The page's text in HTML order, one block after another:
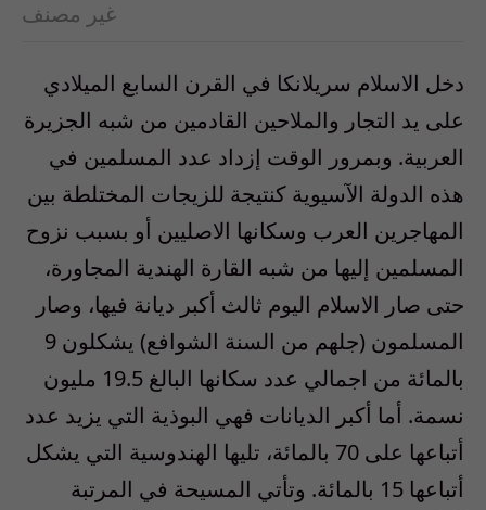
غير مصنف
دخل الاسلام سريلانكا في القرن السابع الميلادي
على يد التجار والملاحين القادمين من شبه الجزيرة
العربية. وبمرور الوقت إزداد عدد المسلمين في
هذه الدولة الآسيوية كنتيجة للزيجات المختلطة بين
المهاجرين العرب وسكانها الاصليين أو بسبب نزوح
المسلمين إليها من شبه القارة الهندية المجاورة،
حتى صار الاسلام اليوم ثالث أكبر ديانة فيها، وصار
المسلمون (جلهم من السنة الشوافع) يشكلون 9
بالمائة من اجمالي عدد سكانها البالغ 19.5 مليون
نسمة. أما أكبر الديانات فهي البوذية التي يزيد عدد
أتباعها على 70 بالمائة، تليها الهندوسية التي يشكل
أتباعها 15 بالمائة. وتأتي المسيحة في المرتبة